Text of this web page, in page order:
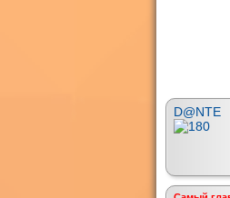
D@NTE